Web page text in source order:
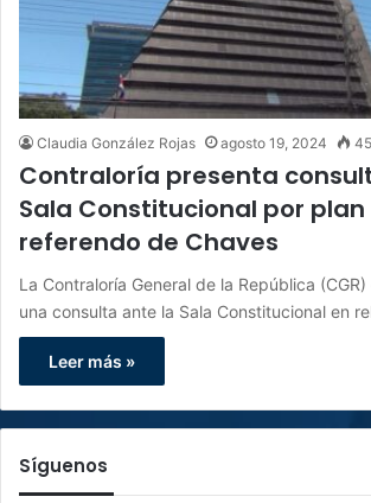
Claudia González Rojas agosto 19, 2024 45
Contraloría presenta
Sala Constitucional por plan
referendo de Chaves
La Contraloría General de la República
una consulta ante la Sala Constitucional en
Leer más »
Síguenos